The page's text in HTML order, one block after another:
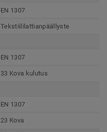
EN 1307
Tekstiililattianpäällyste
EN 1307
33 Kova kulutus
EN 1307
23 Kova